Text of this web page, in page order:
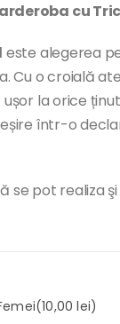
cu
este alegerea
Cu o croială
la orice
într-o
se pot realiza
(10,00 lei)